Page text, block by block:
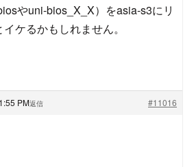
やuni-bios_X_X）をasia-s3にリ
ケるかもしれません。
PM #11016
返信